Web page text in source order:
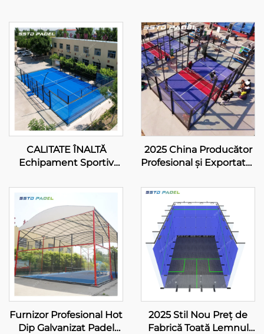
CALITATE ÎNALTĂ
Echipament Sportiv
panoramic court padel
tennis padel court 2024
Design Excelent
Outdoor Paddle Courts
003
2025 China Producător
Profesional și Exportator
Oferă o Suprafață de Joc
Stabilă și De încredere
005
Furnizor Profesional Hot
Dip Galvanizat Padel
2025 Stil Nou Preț de
Fabrică Toată Lemnul